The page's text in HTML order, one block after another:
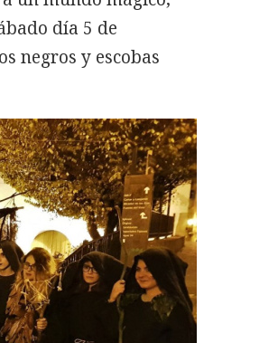
día 5 de
negros y escobas